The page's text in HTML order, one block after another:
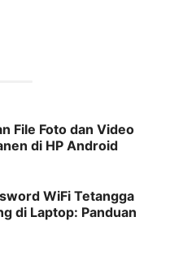
File Foto dan Video
di HP Android
WiFi Tetangga
di Laptop: Panduan